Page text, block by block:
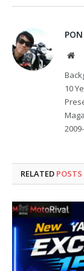
10
RELATED POSTS